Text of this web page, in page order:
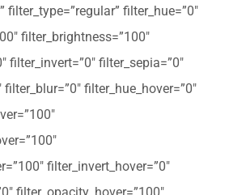
filter_type=”regular” filter_hue=”0″
filter_brightness=”100″
filter_invert=”0″ filter_sepia=”0″
filter_hue_hover=”0″
filter_invert_hover=”0″